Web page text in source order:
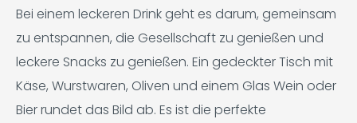
Bei einem leckeren Drink geht es darum, gemeinsam
zu entspannen, die Gesellschaft zu genießen und
leckere Snacks zu genießen. Ein gedeckter Tisch mit
Käse, Wurstwaren, Oliven und einem Glas Wein oder
Bier rundet das Bild ab. Es ist die perfekte